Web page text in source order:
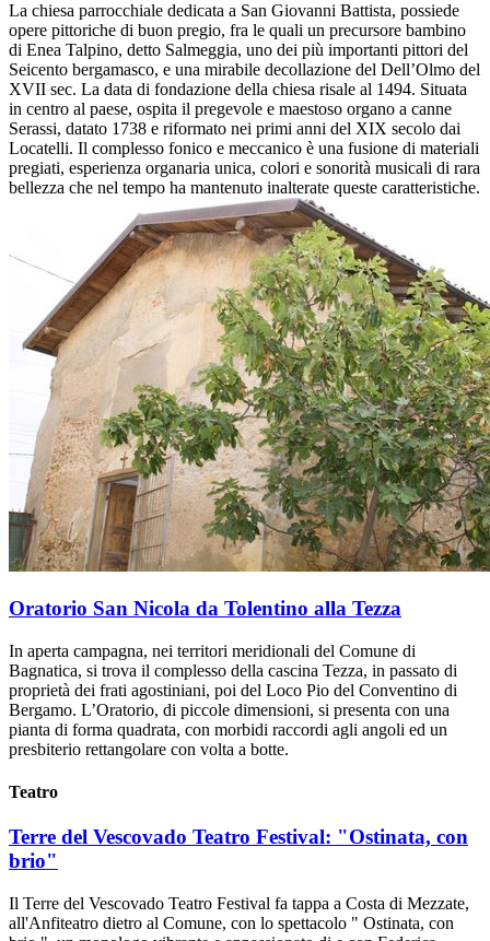
La chiesa parrocchiale dedicata a San Giovanni Battista, possiede
opere pittoriche di buon pregio, fra le quali un precursore bambino
di Enea Talpino, detto Salmeggia, uno dei più importanti pittori del
Seicento bergamasco, e una mirabile decollazione del Dell’Olmo del
XVII sec. La data di fondazione della chiesa risale al 1494. Situata
in centro al paese, ospita il pregevole e maestoso organo a canne
Serassi, datato 1738 e riformato nei primi anni del XIX secolo dai
Locatelli. Il complesso fonico e meccanico è una fusione di materiali
pregiati, esperienza organaria unica, colori e sonorità musicali di rara
bellezza che nel tempo ha mantenuto inalterate queste caratteristiche.
Oratorio San Nicola da Tolentino alla Tezza
In aperta campagna, nei territori meridionali del Comune di
Bagnatica, si trova il complesso della cascina Tezza, in passato di
proprietà dei frati agostiniani, poi del Loco Pio del Conventino di
Bergamo. L’Oratorio, di piccole dimensioni, si presenta con una
pianta di forma quadrata, con morbidi raccordi agli angoli ed un
presbiterio rettangolare con volta a botte.
Teatro
Terre del Vescovado Teatro Festival: "Ostinata, con
brio"
Il Terre del Vescovado Teatro Festival fa tappa a Costa di Mezzate,
all'Anfiteatro dietro al Comune, con lo spettacolo " Ostinata, con